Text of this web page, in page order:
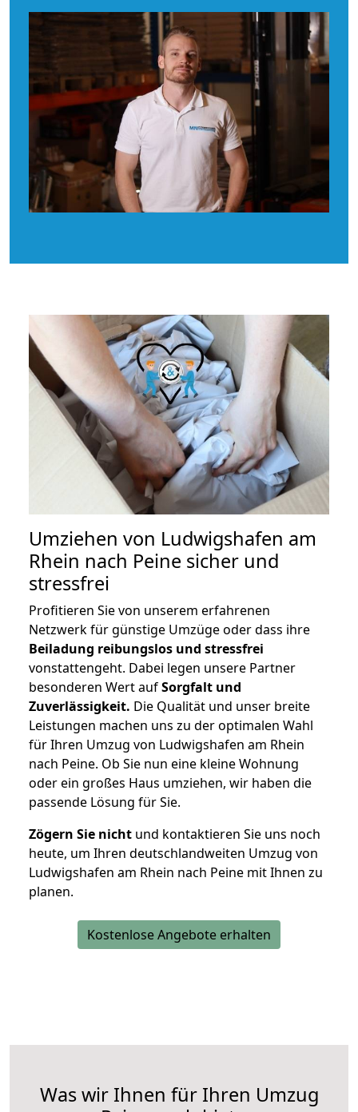
Umziehen von Ludwigshafen am
Rhein nach Peine sicher und
stressfrei
Profitieren Sie von unserem erfahrenen
Netzwerk für günstige Umzüge oder dass ihre
Beiladung reibungslos und stressfrei
vonstattengeht. Dabei legen unsere Partner
besonderen Wert aufSorgfalt und
Zuverlässigkeit. Die Qualität und unser breite
Leistungen machen uns zu der optimalen Wahl
für Ihren Umzug von Ludwigshafen am Rhein
nach Peine. Ob Sie nun eine kleine Wohnung
oder ein großes Haus umziehen, wir haben die
passende Lösung für Sie.
Zögern Sie nicht und kontaktieren Sie uns noch
heute, um Ihren deutschlandweiten Umzug von
Ludwigshafen am Rhein nach Peine mit Ihnen zu
planen.
Kostenlose Angebote erhalten
Was wir Ihnen für Ihren Umzug